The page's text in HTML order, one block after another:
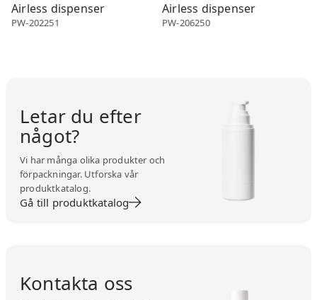
Airless dispenser
PW-202251
Airless dispenser
PW-206250
Letar du efter
något?
Vi har många olika produkter och
förpackningar. Utforska vår
produktkatalog.
Gå till produktkatalog
Kontakta oss